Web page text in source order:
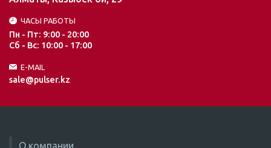
ЧАСЫ РАБОТЫ
Пн - Пт: 9:00 - 20:00
Сб - Вс: 10:00 - 17:00
E-MAIL
sale@pulser.kz